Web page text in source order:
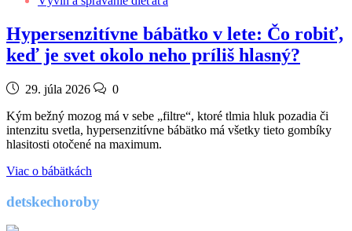
Hypersenzitívne bábätko v lete: Čo robiť,
keď je svet okolo neho príliš hlasný?
29. júla 2026
0
Kým bežný mozog má v sebe „filtre“, ktoré tlmia hluk pozadia či
intenzitu svetla, hypersenzitívne bábätko má všetky tieto gombíky
hlasitosti otočené na maximum.
Viac o bábätkách
detskechoroby